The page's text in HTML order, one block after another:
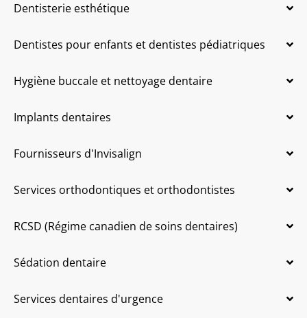
Dentisterie esthétique
Dentistes pour enfants et dentistes pédiatriques
Hygiène buccale et nettoyage dentaire
Implants dentaires
Fournisseurs d'Invisalign
Services orthodontiques et orthodontistes
RCSD (Régime canadien de soins dentaires)
Sédation dentaire
Services dentaires d'urgence